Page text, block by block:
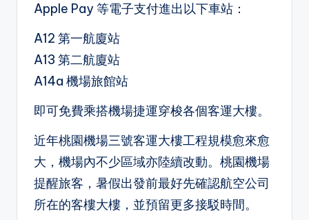
Apple Pay 等電子支付進出以下車站：
A12 第一航廈站
A13 第二航廈站
A14a 機場旅館站
即可免費乘搭機場捷運穿梭各個客運大樓。
近年桃園機場三號客運大樓工程規模愈來愈
大，機場內不少區域亦陸續改動。桃園機場
提醒旅客，暑假出發前最好先確認航空公司
所在的客樓大樓，並預留更多接駁時間。